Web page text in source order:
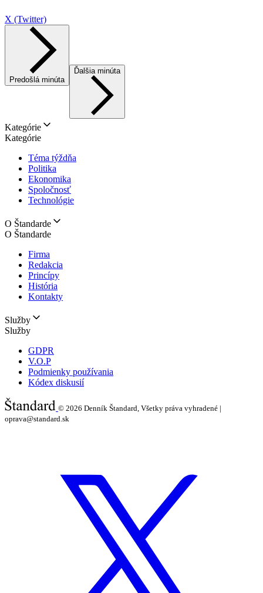
X (Twitter)
Predošlá minúta
Ďalšia minúta
Kategórie
Kategórie
Téma týždňa
Politika
Ekonomika
Spoločnosť
Technológie
O Štandarde
O Štandarde
Firma
Redakcia
Princípy
História
Kontakty
Služby
Služby
GDPR
V.O.P
Podmienky používania
Kódex diskusií
© 2026 Denník Štandard, Všetky práva vyhradené |
oprava@standard.sk